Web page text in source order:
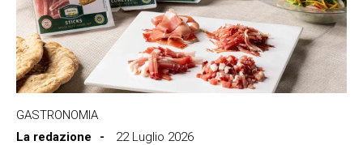
GASTRONOMIA
La redazione
22 Luglio 2026